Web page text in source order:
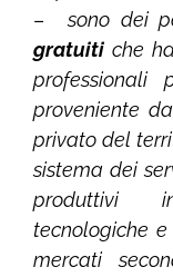
–
sono dei
gratuitiche
professionali
proveniente
privato del
sistema dei
produttivi
tecnologiche
mercati